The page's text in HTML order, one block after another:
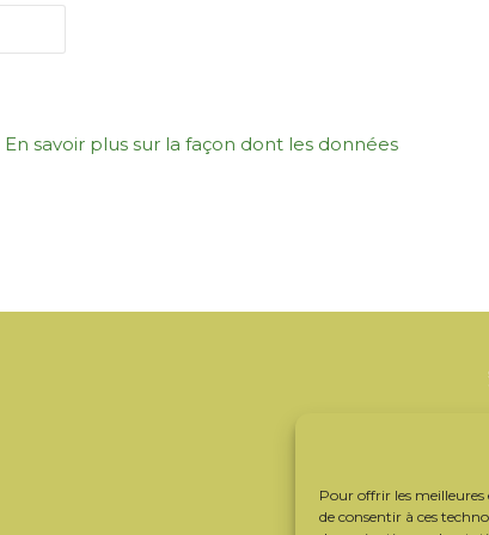
Pour offrir les meilleures
de consentir à ces
En savoir plus sur la façon dont les données